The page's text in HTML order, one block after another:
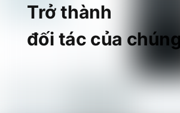
Trở thành
đối tác của